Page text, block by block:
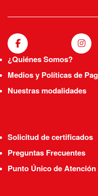
¿Quiénes Somos?
Medios y Políticas de
Nuestras modalidades
Solicitud de certificados
Preguntas Frecuentes
Punto Único de Atención